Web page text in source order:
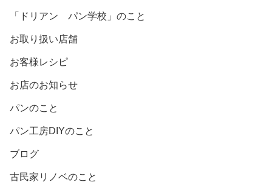
「ドリアン パン学校」のこと
お取り扱い店舗
お客様レシピ
お店のお知らせ
パンのこと
パン工房DIYのこと
ブログ
古民家リノベのこと